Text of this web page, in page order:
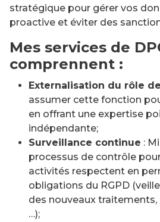
stratégique pour gérer vos
proactive et éviter des
Mes services de
comprennent :
Externalisation du rôle
assumer cette fonction
en offrant une expertise
indépendante;
Surveillance continue :
processus de contrôle
activités respectent en
obligations du RGPD
des nouveaux traitements,
…);